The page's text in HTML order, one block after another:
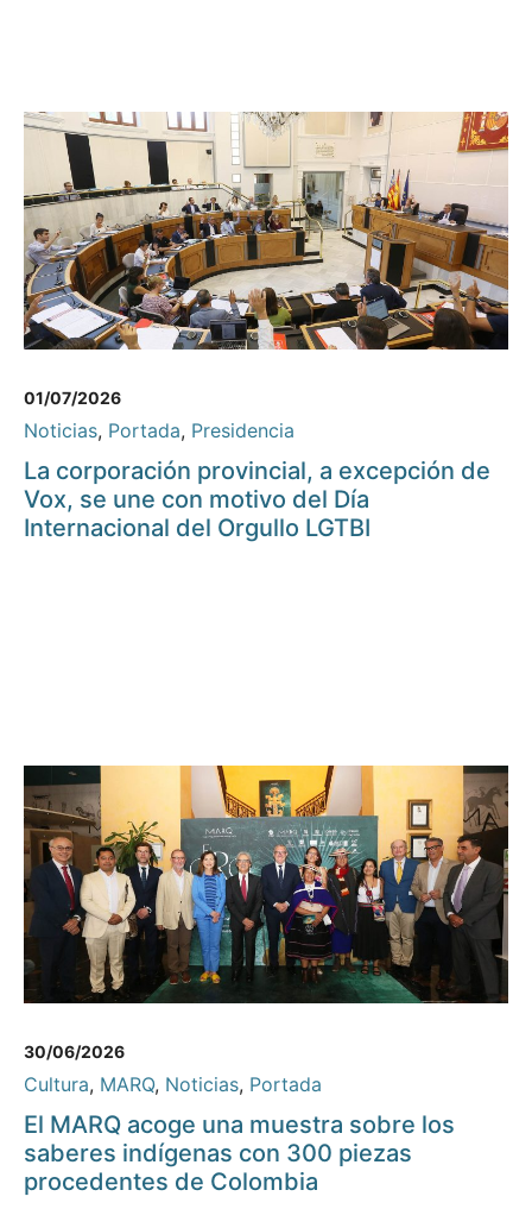
01/07/2026
Noticias, Portada, Presidencia
La corporación provincial, a excepción de
Vox, se une con motivo del Día
Internacional del Orgullo LGTBI
30/06/2026
Cultura, MARQ, Noticias, Portada
El MARQ acoge una muestra sobre los
saberes indígenas con 300 piezas
procedentes de Colombia